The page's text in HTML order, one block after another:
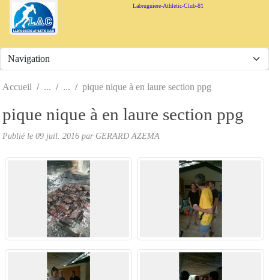
Labruguiere-Athletic-Club-81
Accueil pique nique à en laure section ppg
pique nique à en laure section ppg
Publié le 09 juil. 2016 parGERARD AZEMA
Panneau de gestion des cookies